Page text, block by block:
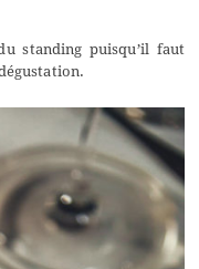
standing puisqu’il faut